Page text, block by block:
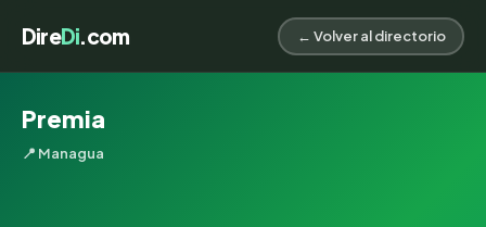
DireDi.com ← Volver al directorio
Premia
📍 Managua